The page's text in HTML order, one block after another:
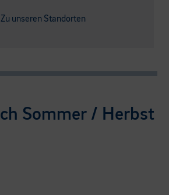
Zu unseren Standorten
Sommer / Herbst